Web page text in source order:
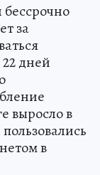
за
дней
выросло в
в